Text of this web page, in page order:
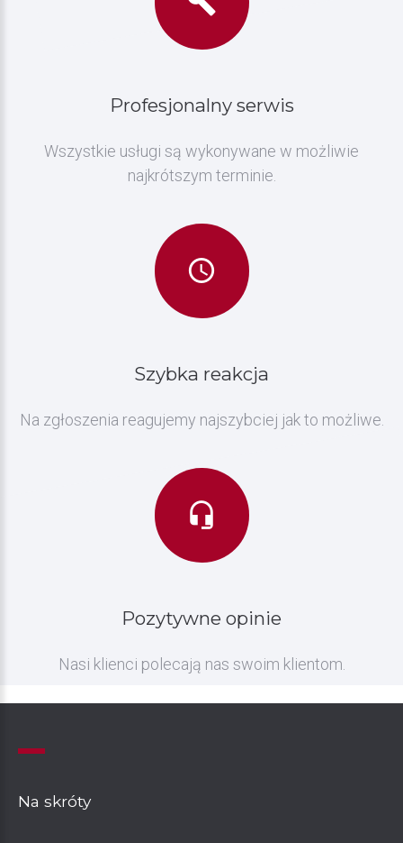
Profesjonalny serwis
Wszystkie usługi są wykonywane w możliwie
najkrótszym terminie.
Szybka reakcja
Na zgłoszenia reagujemy najszybciej jak to możliwe.
Pozytywne opinie
Nasi klienci polecają nas swoim klientom.
Na skróty